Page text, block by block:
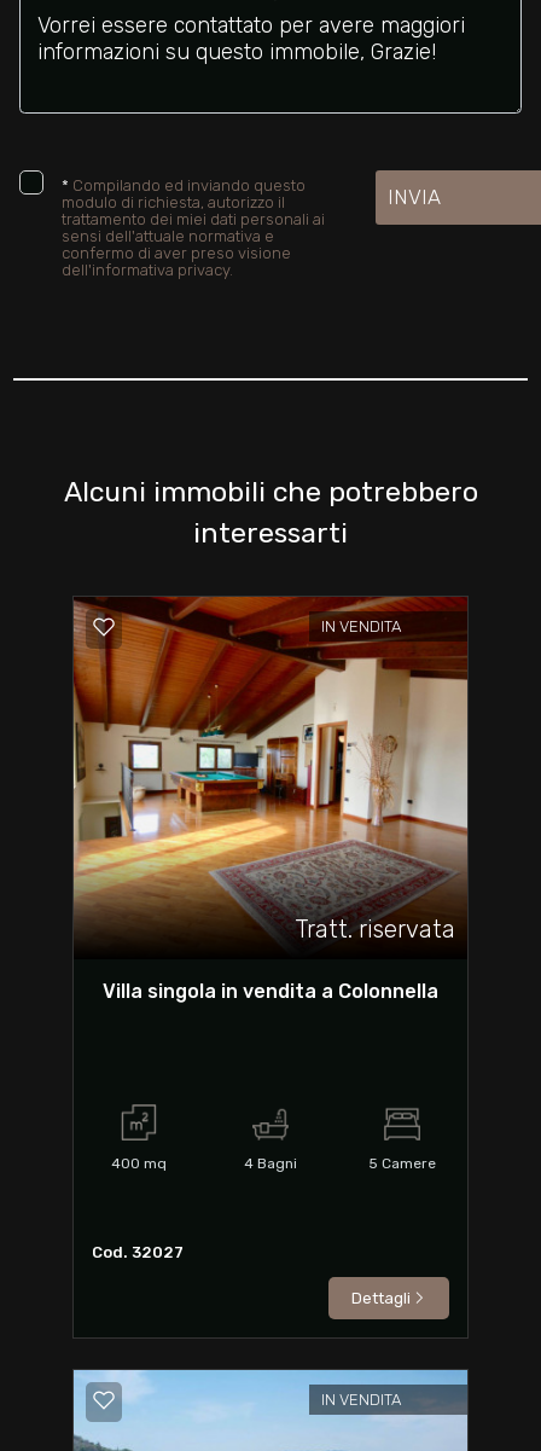
* Compilando ed inviando questo
modulo di richiesta, autorizzo il
trattamento dei miei dati personali ai
sensi dell'attuale normativa e
confermo di aver preso visione
dell'informativa privacy.
INVIA
Alcuni immobili che potrebbero
interessarti
IN VENDITA
Tratt. riservata
Villa singola in vendita a Colonnella
400 mq 4Bagni 5 Camere
Cod. 32027
Dettagli
IN VENDITA